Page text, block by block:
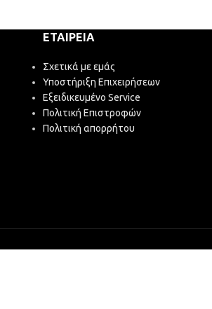
ΕΤΑΙΡΕΊΑ
Σχετικά με εμάς
Υποστήριξη Επιχειρήσεων
Εξειδικευμένο Service
Πολιτική Επιστροφών
Πολιτική απορρήτου